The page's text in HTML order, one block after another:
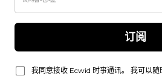
订阅
我同意接收 Ecwid 时事通讯。 我可以随